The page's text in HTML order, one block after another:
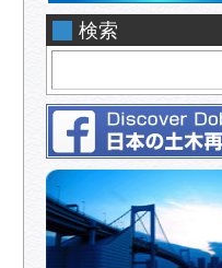
検索